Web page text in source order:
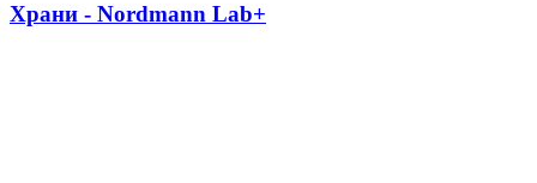
Храни - Nordmann Lab+